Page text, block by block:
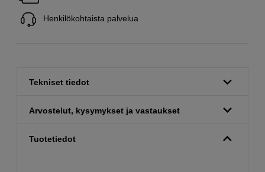
Henkilökohtaista palvelua
Tekniset tiedot
Arvostelut, kysymykset ja vastaukset
Tuotetiedot